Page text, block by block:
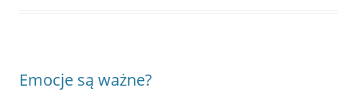
Emocje są ważne?